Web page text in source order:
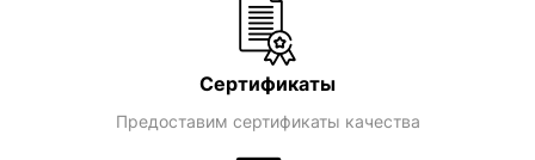
Сертификаты
Предоставим сертификаты качества